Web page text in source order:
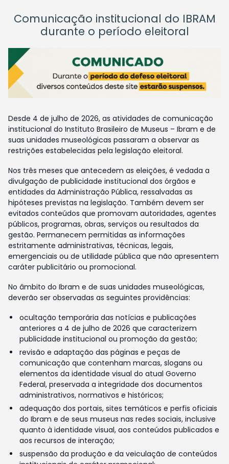
Comunicação institucional do IBRAM
durante o período eleitoral
Desde 4 de julho de 2026, as atividades de comunicação
institucional do Instituto Brasileiro de Museus – Ibram e de
suas unidades museológicas passaram a observar as
restrições estabelecidas pela legislação eleitoral.
Nos três meses que antecedem as eleições, é vedada a
divulgação de publicidade institucional dos órgãos e
entidades da Administração Pública, ressalvadas as
hipóteses previstas na legislação. Também devem ser
evitados conteúdos que promovam autoridades, agentes
públicos, programas, obras, serviços ou resultados da
gestão. Permanecem permitidas as informações
estritamente administrativas, técnicas, legais,
emergenciais ou de utilidade pública que não apresentem
caráter publicitário ou promocional.
No âmbito do Ibram e de suas unidades museológicas,
deverão ser observadas as seguintes providências:
ocultação temporária das notícias e publicações
anteriores a 4 de julho de 2026 que caracterizem
publicidade institucional ou promoção da gestão;
revisão e adaptação das páginas e peças de
comunicação que contenham marcas, slogans ou
elementos da identidade visual do atual Governo
Federal, preservada a integridade dos documentos
administrativos, normativos e históricos;
adequação dos portais, sites temáticos e perfis oficiais
do Ibram e de seus museus nas redes sociais, inclusive
quanto à identidade visual, aos conteúdos publicados e
aos recursos de interação;
suspensão da produção e da veiculação de conteúdos